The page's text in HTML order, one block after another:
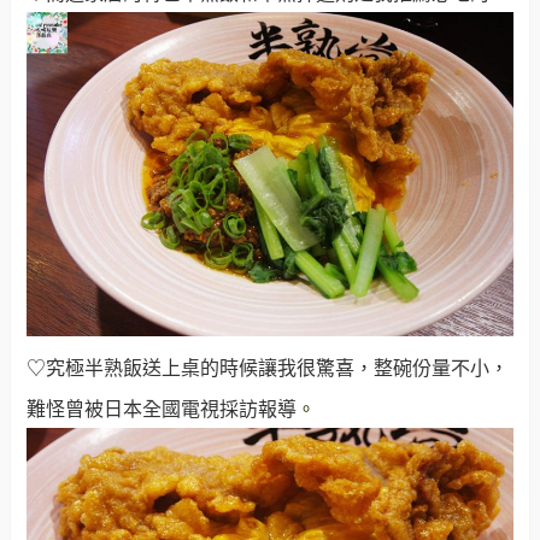
♡究極半熟飯送上桌的時候讓我很驚喜，整碗份量不小，
難怪曾被日本全國電視採訪報導 。